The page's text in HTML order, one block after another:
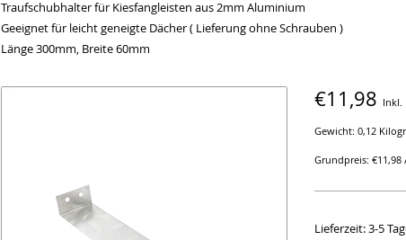
Traufschubhalter für Kiesfangleisten aus 2mm Aluminium
Geeignet für leicht geneigte Dächer ( Lieferung ohne Schrauben )
Länge 300mm, Breite 60mm
€11,98 Inkl.
Gewicht: 0,12
Grundpreis: €11,98
Lieferzeit: 3-5